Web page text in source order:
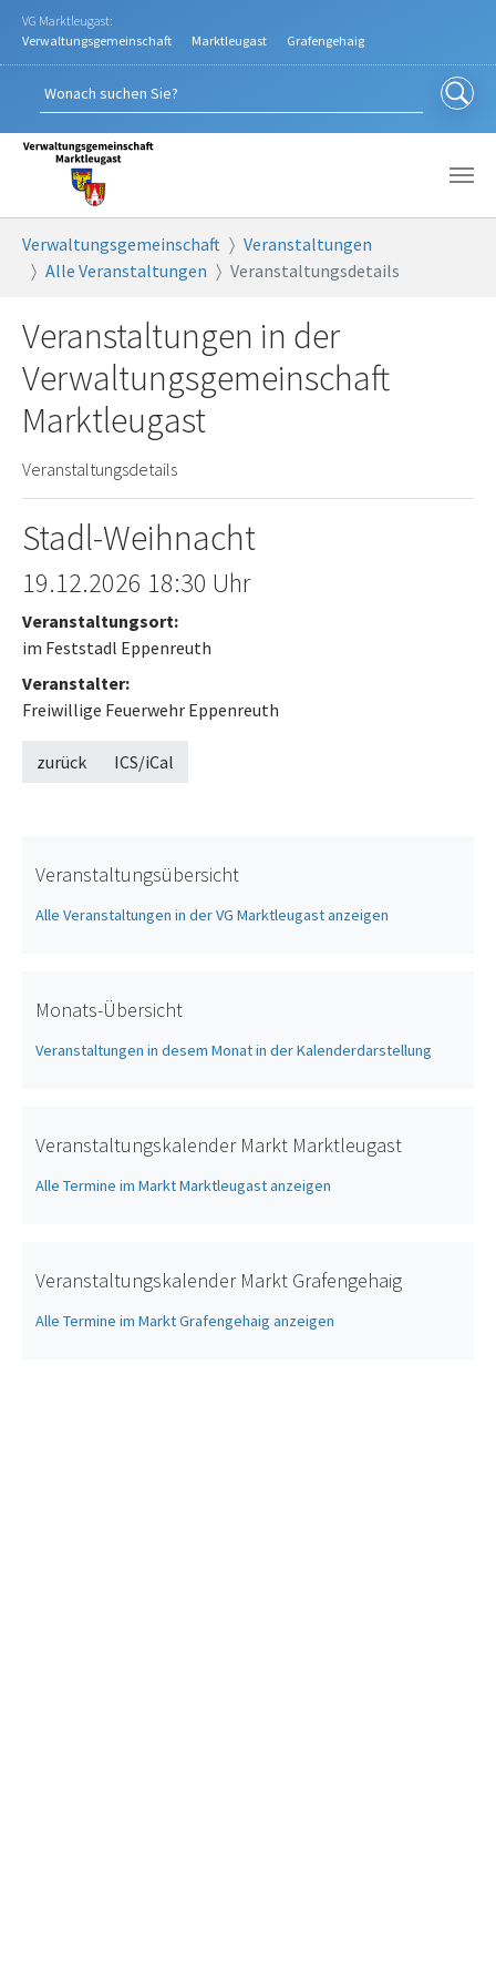
Zum Hauptinhalt springen
VG Marktleugast:
Verwaltungsgemeinschaft
Marktleugast Grafengehaig
Verwaltungsgemeinschaft
Veranstaltungen
Alle Veranstaltungen
Veranstaltungsdetails
Veranstaltungen in der
Verwaltungsgemeinschaft
Marktleugast
Veranstaltungsdetails
Stadl-Weihnacht
19.12.2026 18:30 UhrOffenes Ende
Veranstaltungsort:
im Feststadl Eppenreuth
Veranstalter:
Freiwillige Feuerwehr Eppenreuth
zurück ICS/iCal
Veranstaltungsübersicht
Alle Veranstaltungen in der VG Marktleugast anzeigen
Monats-Übersicht
Veranstaltungen in desem Monat in der Kalenderdarstellung
Veranstaltungskalender Markt Marktleugast
Alle Termine im Markt Marktleugast anzeigen
Veranstaltungskalender Markt Grafengehaig
Alle Termine im Markt Grafengehaig anzeigen